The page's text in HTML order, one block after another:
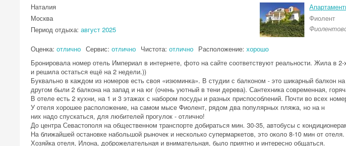
Наталия
Москва
Период отдыха: август 2025
Фиолент
Оценка: отлично Сервис: отлично Чистота: отлично Расположение: хорошо
Бронировала номер отель Империал в интернете, фото на сайте соответствуют реальности. Жила в
и решила остаться ещё на 2 недели.))
Буквально в каждом из номеров есть своя «изюминка». В студии с балконом - это шикарный балкон
другом были 2 балкона на запад и на юг (очень уютный в тени дерева). Сантехника современная,
В отеле есть 2 кухни, на 1 и 3 этажах с набором посуды и разных приспособлений. Почти во всех
У отеля хорошее расположение, на самом мысе Фиолент, рядом два популярных пляжа, но на н
них надо спускаться, для любителей прогулок - отлично!
До центра Севастополя на общественном транспорте добираться мин. 30-35, автобусы с
На ближайшей остановке набольшой рыночек и несколько супермаркетов, это около 8-10 мин от отеля.
Хозяйка отеля, Илона, доброжелательная и внимательная, было приятно и интересно общаться.